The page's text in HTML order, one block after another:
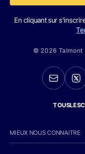
En cliquant sur
© 2026 Talmont
MIEUX NOUS CONNAITRE